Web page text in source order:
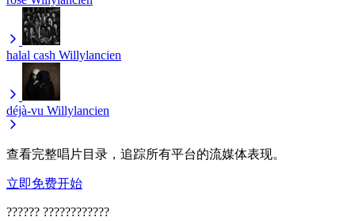
halal cash Willylancien
déjà-vu Willylancien
查看完整唱片目录，追踪所有平台的流媒体表现。
立即免费开始
?????? ????????????